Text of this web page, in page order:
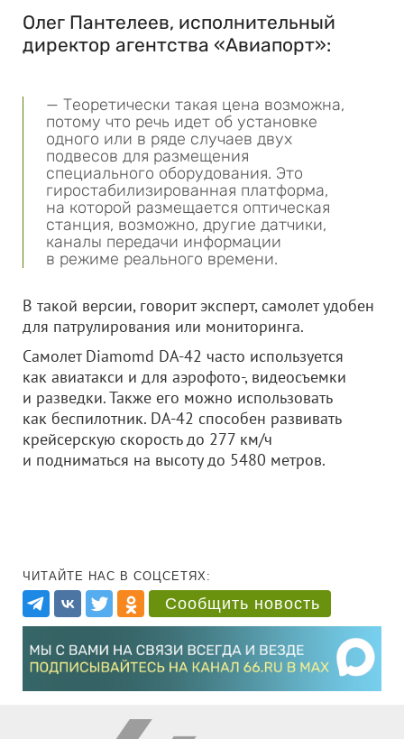
Олег Пантелеев, исполнительный
директор агентства «Авиапорт»:
— Теоретически такая цена возможна,
потому что речь идет об установке
одного или в ряде случаев двух
подвесов для размещения
специального оборудования. Это
гиростабилизированная платформа,
на которой размещается оптическая
станция, возможно, другие датчики,
каналы передачи информации
в режиме реального времени.
В такой версии, говорит эксперт, самолет удобен
для патрулирования или мониторинга.
Самолет Diamomd DA-42 часто используется
как авиатакси и для аэрофото-, видеосъемки
и разведки. Также его можно использовать
как беспилотник. DA-42 способен развивать
крейсерскую скорость до 277 км/ч
и подниматься на высоту до 5480 метров.
ЧИТАЙТЕ НАС В СОЦСЕТЯХ:
Сообщить новость